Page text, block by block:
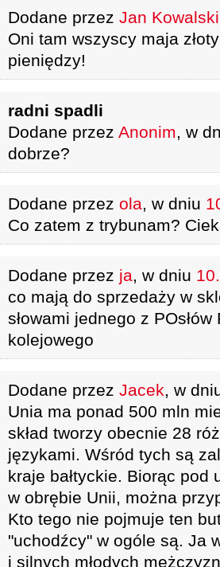
Dodane przez Jan Kowalski
Oni tam wszyscy maja
pieniędzy!
radni spadli
Dodane przez Anonim, w
dobrze?
Dodane przez ola, w dniu
Co zatem z trybunam?
Dodane przez ja, w dniu
co mają do sprzedaży w
słowami jednego z
kolejowego
Dodane przez Jacek, w
Unia ma ponad 500 mln
skład tworzy obecnie 28
językami. Wśród tych są
kraje bałtyckie. Biorąc
w obrębie Unii, można
Kto tego nie pojmuje ten
"uchodźcy" w ogóle są. Ja
i silnych młodych